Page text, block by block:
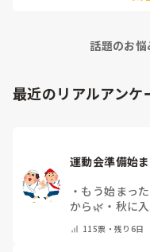
件、どこまで進んだ？
「毎日夕方に5分だけ
てしまうと、後輩も質
話題のお
最近のリアルアンケ
運動会準備始
・ もう始まっ
から🌿 ・ 秋に
115票・残り6日